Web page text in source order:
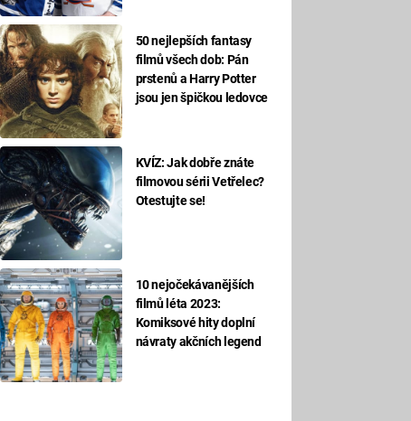
50 nejlepších fantasy
filmů všech dob: Pán
prstenů a Harry Potter
jsou jen špičkou ledovce
KVÍZ: Jak dobře znáte
filmovou sérii Vetřelec?
Otestujte se!
10 nejočekávanějších
filmů léta 2023:
Komiksové hity doplní
návraty akčních legend